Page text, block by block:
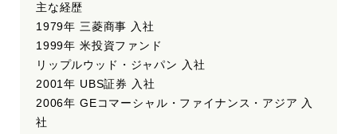
主な経歴
1979年 三菱商事 入社
1999年 米投資ファンド
リップルウッド・ジャパン 入社
2001年 UBS証券 入社
2006年 GEコマーシャル・ファイナンス・アジア 入
社